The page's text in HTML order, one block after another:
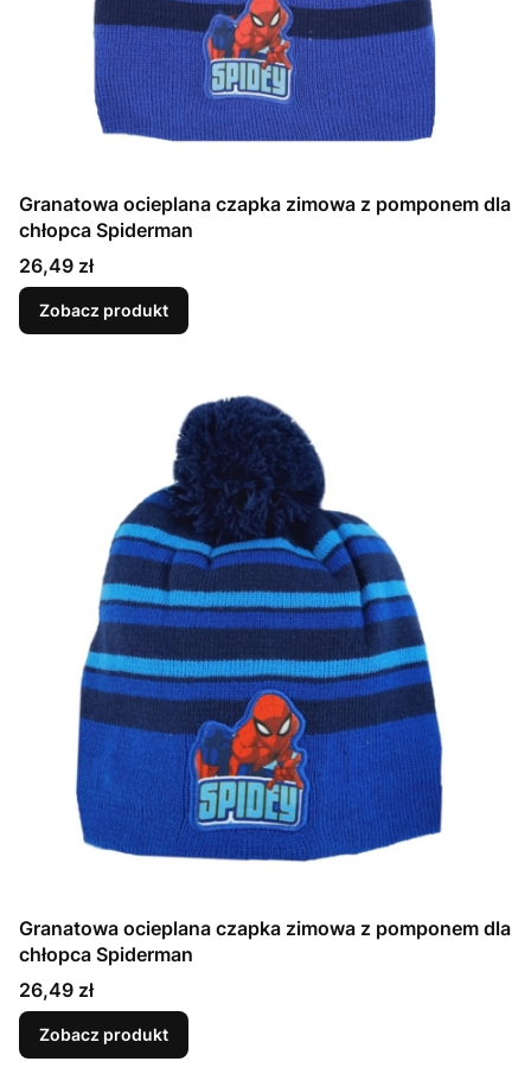
Granatowa ocieplana czapka zimowa z pomponem dla
chłopca Spiderman
Cena
26,49 zł
Zobacz produkt
Granatowa ocieplana czapka zimowa z pomponem dla
chłopca Spiderman
Cena
26,49 zł
Zobacz produkt